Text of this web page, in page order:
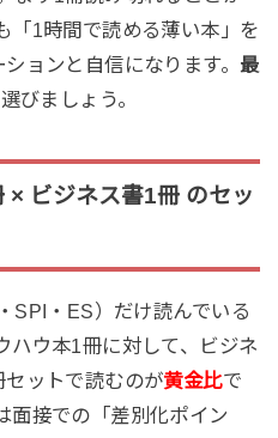
「1時間で読める薄い本」を
ョンと自信になります。 最
びましょう。
ビジネス書1冊 のセッ
SPI・ES）だけ読んでいる
ハウ本1冊に対して、ビジネ
セットで読むのが黄金比で
面接での「差別化ポイン